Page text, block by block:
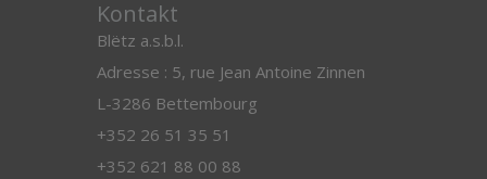
Kontakt
Blëtz a.s.b.l.
Adresse : 5, rue Jean Antoine Zinnen
L-3286 Bettembourg
+352 26 51 35 51
+352 621 88 00 88